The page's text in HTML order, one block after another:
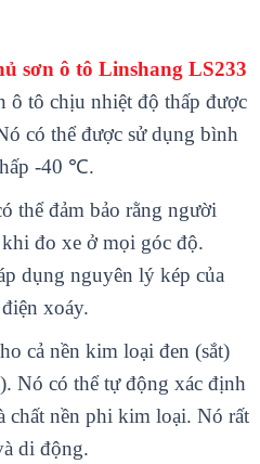
sơn ô tô Linshang LS233
ô tô chịu nhiệt độ thấp được
có thể được sử dụng bình
-40 ℃.
thể đảm bảo rằng người
đo xe ở mọi góc độ.
dụng nguyên lý kép của
ện xoáy.
cả nền kim loại đen (sắt)
Nó có thể tự động xác định
chất nền phi kim loại. Nó rất
à di động.